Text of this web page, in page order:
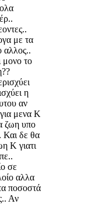
με τα
αλλος..
μονο το
η
αν
μενα Κ
ζωη υπο
Και δε θα
Κ γιατι
σε
αλλα
ποσοστά
Αν